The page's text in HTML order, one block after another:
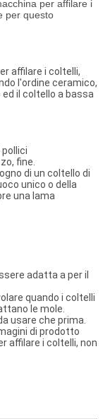
per affilare i
per questo
affilare i coltelli,
l'ordine ceramico,
il coltello a bassa
pollici
fine.
di un coltello di
unico o della
una lama
adatta a per il
quando i coltelli
le mole.
usare che prima.
di prodotto
affilare i coltelli, non